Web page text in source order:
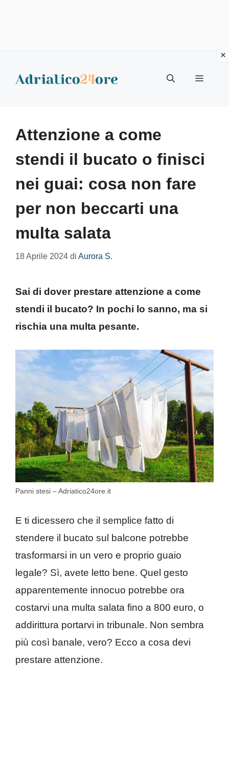
Menu
Attenzione a come
stendi il bucato o finisci
nei guai: cosa non fare
per non beccarti una
multa salata
18 Aprile 2024 di Aurora S.
Sai di dover prestare attenzione a come
stendi il bucato? In pochi lo sanno, ma si
rischia una multa pesante.
Panni stesi – Adriatico24ore.it
E ti dicessero che il semplice fatto di
stendere il bucato sul balcone potrebbe
trasformarsi in un vero e proprio guaio
legale? Sì, avete letto bene. Quel gesto
apparentemente innocuo potrebbe ora
costarvi una multa salata fino a 800 euro, o
addirittura portarvi in tribunale. Non sembra
più così banale, vero? Ecco a cosa devi
prestare attenzione.